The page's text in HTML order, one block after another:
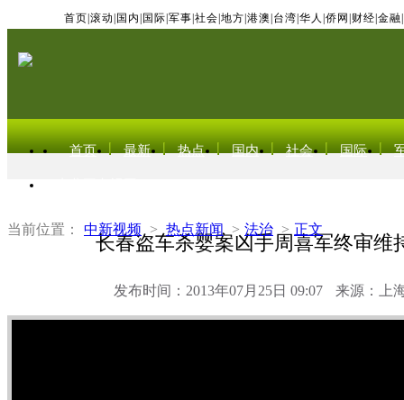
首页 滚动 国内 国际 军事 社会 地方 港澳 台湾 华人 侨网 财经 金融
首页 最新 热点 国内 社会 国际
当前位置： 中新视频 > 热点新闻 > 法治 > 正文
长春盗车杀婴案凶手周喜军终审维
发布时间：2013年07月25日 09:07 来源：上